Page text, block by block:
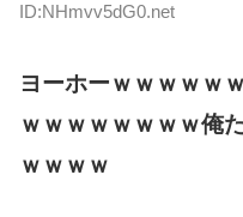
ID:NHmvv5dG0.net
ヨーホーｗｗｗｗｗ
ｗｗｗｗｗｗｗｗ俺
ｗｗｗｗ